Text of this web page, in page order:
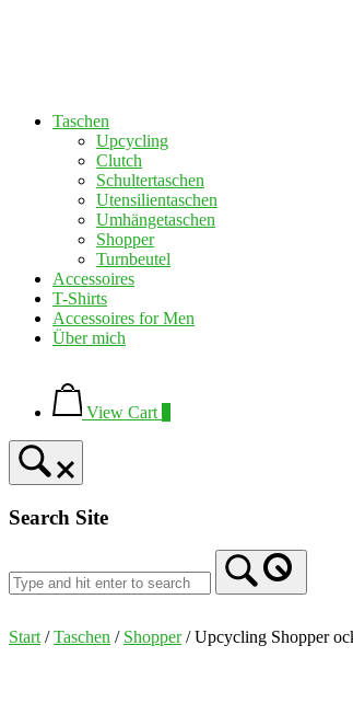
Taschen
Upcycling
Clutch
Schultertaschen
Utensilientaschen
Umhängetaschen
Shopper
Turnbeutel
Accessoires
T-Shirts
Accessoires for Men
Über mich
View
shoppingView Cart
Search Site
Start/Taschen / Shopper/ Upcycling Shopper